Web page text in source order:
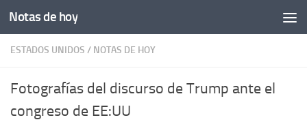
Saltar al contenido
Notas de hoy
ESTADOS UNIDOS / NOTAS DE HOY
Fotografías del discurso de Trump ante el
congreso de EE:UU